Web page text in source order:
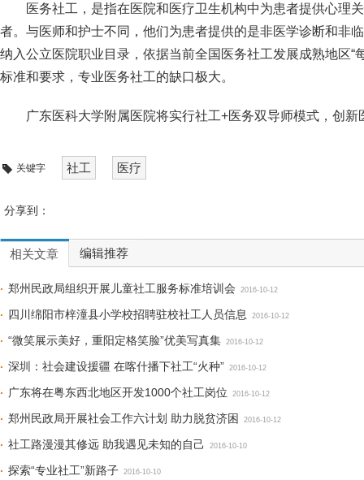
医务社工，是指在医院和医疗卫生机构中为患者提供心理
者。与医师和护士不同，他们为患者提供的是非医学诊断和非
纳入公立医院职业目录，依据当前全国医务社工发展成熟地区“
标准和要求，专业医务社工的缺口极大。
广东医科大学附属医院将实行社工+医务双导师模式，创新
关键字 社工 医疗
分享到：
相关文章 编辑推荐
郑州民政局组织开展儿童社工服务标准培训会 2016-10-12
四川绵阳市梓潼县小学校招聘驻校社工人员信息 2016-10-12
“微笑展示美好，重阳定格笑脸”优美写真集 2016-10-12
深圳：社会建设援疆 在喀什播下社工“火种” 2016-10-12
广东将在粤东西北地区开发1000个社工岗位 2016-10-12
郑州民政局开展社会工作六计划 助力脱贫济困 2016-10-12
社工路漫漫其修远 助我遇见未知的自己 2016-10-10
探索“专业社工”新路子 2016-10-10